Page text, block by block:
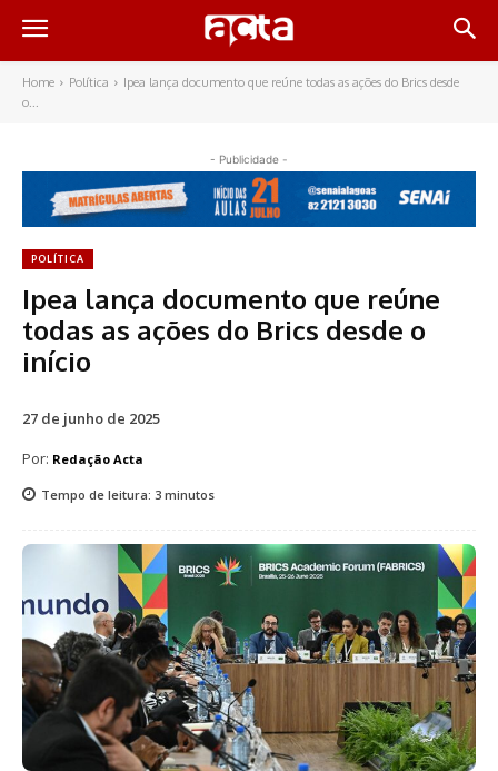
Home Política
Ipea lança documento que reúne todas as ações do Brics desde
o...
- Publicidade -
POLÍTICA
Ipea lança documento que reúne
todas as ações do Brics desde o
início
27 de junho de 2025
Por: Redação Acta
Tempo de leitura: 3 minutos